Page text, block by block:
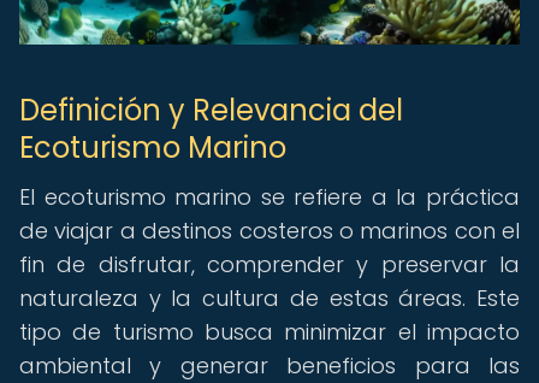
Definición y Relevancia del
Ecoturismo Marino
El ecoturismo marino se refiere a la práctica
de viajar a destinos costeros o marinos con el
fin de disfrutar, comprender y preservar la
naturaleza y la cultura de estas áreas. Este
tipo de turismo busca minimizar el impacto
ambiental y generar beneficios para las